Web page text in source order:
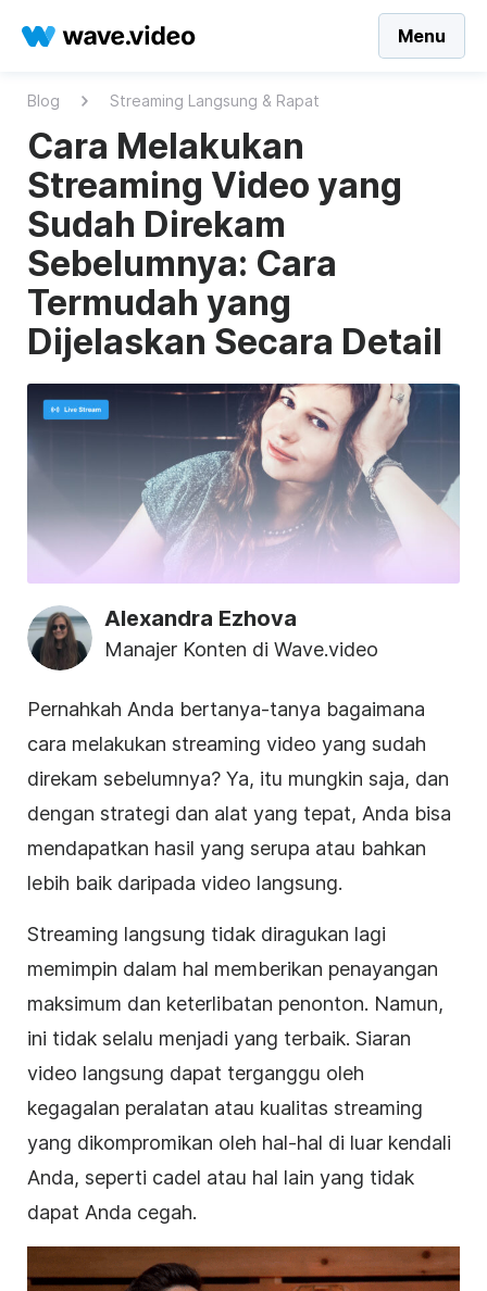
Menu
Blog Streaming Langsung & Rapat
Cara Melakukan
Streaming Video yang
Sudah Direkam
Sebelumnya: Cara
Termudah yang
Dijelaskan Secara Detail
Alexandra Ezhova
Manajer Konten di Wave.video
Pernahkah Anda bertanya-tanya bagaimana
cara melakukan streaming video yang sudah
direkam sebelumnya? Ya, itu mungkin saja, dan
dengan strategi dan alat yang tepat, Anda bisa
mendapatkan hasil yang serupa atau bahkan
lebih baik daripada video langsung.
Streaming langsung tidak diragukan lagi
memimpin dalam hal memberikan penayangan
maksimum dan keterlibatan penonton. Namun,
ini tidak selalu menjadi yang terbaik. Siaran
video langsung dapat terganggu oleh
kegagalan peralatan atau kualitas streaming
yang dikompromikan oleh hal-hal di luar kendali
Anda, seperti cadel atau hal lain yang tidak
dapat Anda cegah.